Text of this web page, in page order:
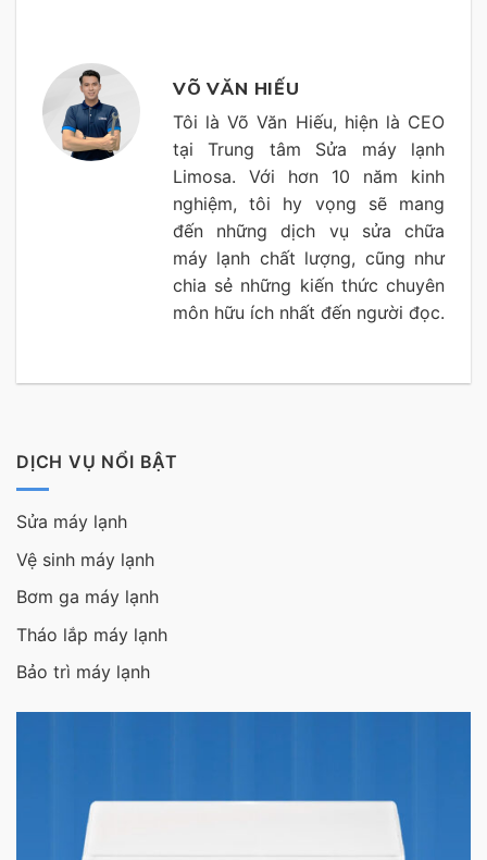
VÕ VĂN HIẾU
Tôi là Võ Văn Hiếu, hiện là CEO
tại Trung tâm Sửa máy lạnh
Limosa. Với hơn 10 năm kinh
nghiệm, tôi hy vọng sẽ mang
đến những dịch vụ sửa chữa
máy lạnh chất lượng, cũng như
chia sẻ những kiến thức chuyên
môn hữu ích nhất đến người đọc.
DỊCH VỤ NỔI BẬT
Sửa máy lạnh
Vệ sinh máy lạnh
Bơm ga máy lạnh
Tháo lắp máy lạnh
Bảo trì máy lạnh